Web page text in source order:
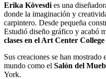
Erika Kövesdi es una
donde la imaginación y
carpintero. Desde pequeña
Estudió diseño gráfico y acabó
clases en el Art Center
Sus creaciones se han
mundo como el Salón del
York.